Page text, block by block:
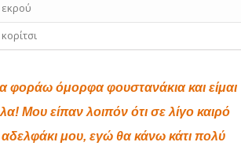
εκρού
κορίτσι
όμορφα φουστανάκια και είμαι
Μου είπαν λοιπόν ότι σε λίγο καιρό
αδελφάκι μου, εγώ θα κάνω κάτι πολύ